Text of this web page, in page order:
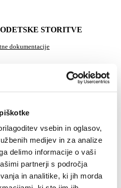
vsebin in oglasov,
medijev in za analize
delimo informacije o vaši
partnerji s področja
in analitike, ki jih morda
STORITVE
dokumentacije
KLJUČ"